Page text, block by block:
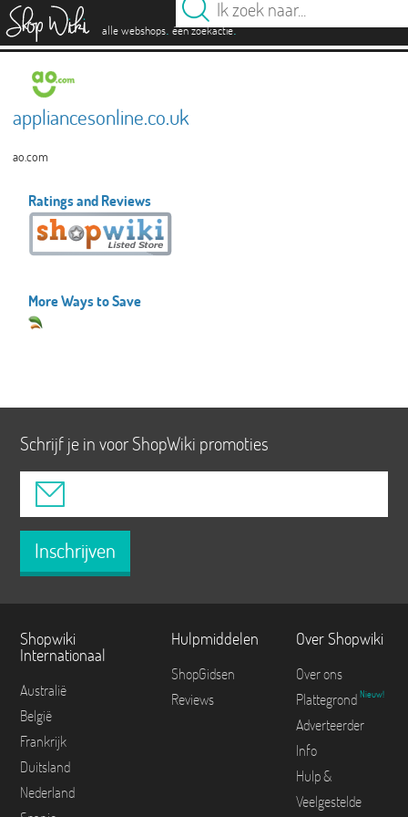
alle webshops. één zoekactie.
appliancesonline.co.uk
ao.com
Ratings and Reviews
More Ways to Save
Schrijf je in voor ShopWiki promoties
Inschrijven
Shopwiki
Internationaal
Australië
België
Frankrijk
Duitsland
Nederland
Hulpmiddelen
ShopGidsen
Reviews
Over Shopwiki
Over ons
Plattegrond Nieuw!
Adverteerder
Info
Hulp &
Veelgestelde